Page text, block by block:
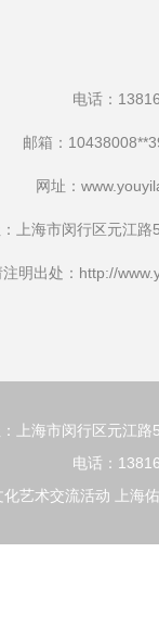
电话：
邮箱：10438008**
网址：
上海市闵行区元江路
明出处：http://
上海市闵行区元江路
电话：
化艺术交流活动 上海